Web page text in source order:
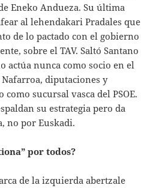
Eneko Andueza. Su última
al lehendakari Pradales que
de lo pactado con el gobierno
sobre el TAV. Saltó Santano
actúa nunca como socio en el
Nafarroa, diputaciones y
sucursal vasca del PSOE.
su estrategia pero da
no por Euskadi.
por todos?
de la izquierda abertzale